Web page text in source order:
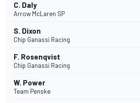
C. Daly
Arrow McLaren SP
S. Dixon
Chip Ganassi Racing
F. Rosenqvist
Chip Ganassi Racing
W. Power
Team Penske